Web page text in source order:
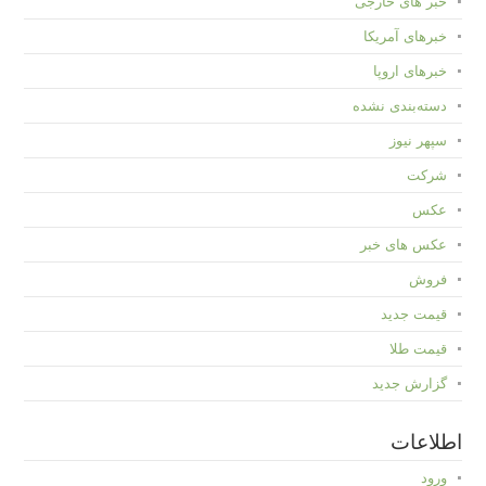
خبرهای آمریکا
خبرهای اروپا
دسته‌بندی نشده
سپهر نیوز
شرکت
عکس
عکس های خبر
فروش
قیمت جدید
قیمت طلا
گزارش جدید
اطلاعات
ورود